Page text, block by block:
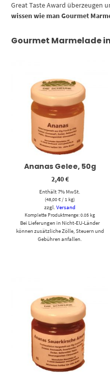
Great Taste Award überzeugen
wissen wie man Gourmet
Gourmet Marmelade
Ananas Gelee, 50g
2,40€
Enthält 7% MwSt.
(48,00€/ 1 kg)
zzgl.Versand
Komplette Produktmenge: 0.05 kg
Bei Lieferungen in Nicht-EU-Länder
können zusätzliche Zölle, Steuern und
Gebühren anfallen.